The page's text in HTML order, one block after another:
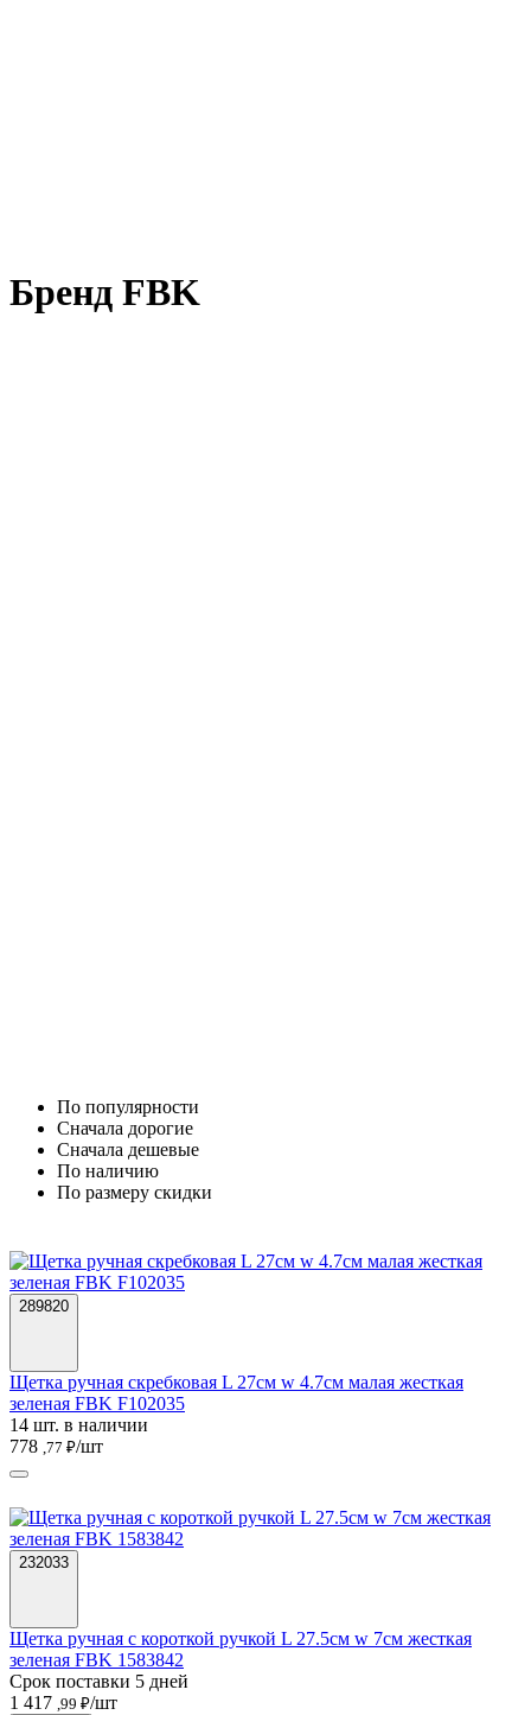
Бренд FBK
По популярности
Cначала дорогие
Cначала дешевые
По наличию
По размеру скидки
289820
Щетка ручная скребковая L 27см w 4.7см малая жесткая
зеленая FBK F102035
14 шт. в наличии
778 ,77 ₽/шт
232033
Щетка ручная с короткой ручкой L 27.5см w 7см жесткая
зеленая FBK 1583842
Срок поставки 5 дней
1 417 ,99 ₽/шт